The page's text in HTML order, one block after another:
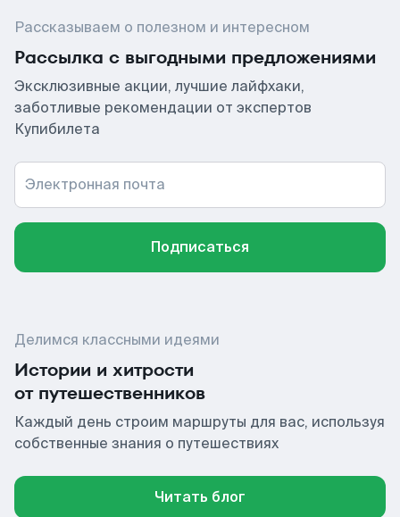
Рассказываем о полезном и интересном
Рассылка с выгодными предложениями
Эксклюзивные акции, лучшие лайфхаки,
заботливые рекомендации от экспертов
Купибилета
Электронная почта
Подписаться
Делимся классными идеями
Истории и хитрости
от путешественников
Каждый день строим маршруты для вас, используя
собственные знания о путешествиях
Читать блог